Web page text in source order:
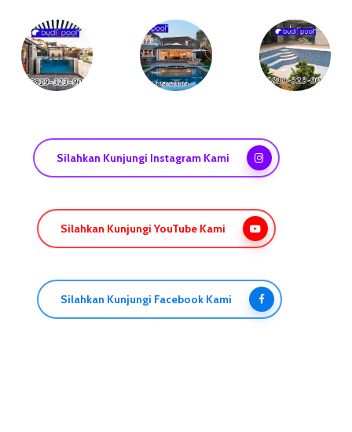
Silahkan Kunjungi Instagram Kami
Silahkan Kunjungi YouTube Kami
Silahkan Kunjungi Facebook Kami